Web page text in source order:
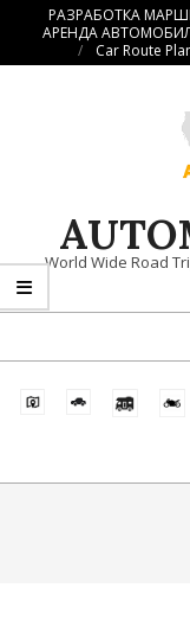
ПерейтиРАЗРАБОТКА
АРЕНДА
Car Route
World Wide Road
навигационное